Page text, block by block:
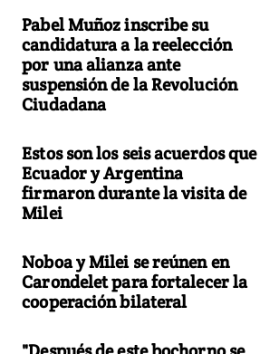
Pabel Muñoz inscribe su
candidatura a la reelección
por una alianza ante
suspensión de la Revolución
Ciudadana
Estos son los seis acuerdos que
Ecuador y Argentina
firmaron durante la visita de
Milei
Noboa y Milei se reúnen en
Carondelet para fortalecer la
cooperación bilateral